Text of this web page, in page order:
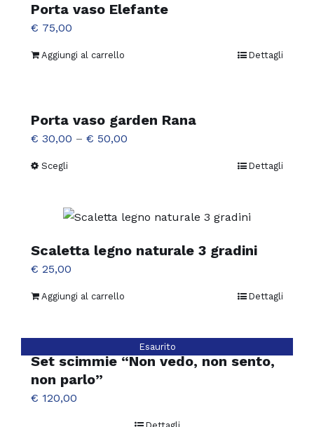
Porta vaso Elefante
€ 75,00
Aggiungi al carrello Dettagli
Porta vaso garden Rana
€ 30,00 – € 50,00
Scegli
ha
varianti.
Le
possono
nella
pagina
del
Dettagli
Scaletta legno naturale 3 gradini
€ 25,00
Aggiungi al carrello Dettagli
Esaurito
Set scimmie “Non vedo, non sento,
non parlo”
€ 120,00